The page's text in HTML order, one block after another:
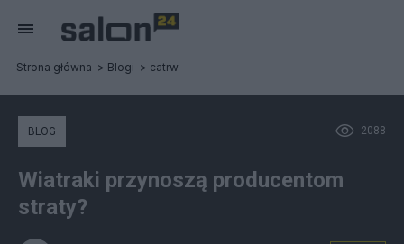
Strona główna Blogi catrw
2088
BLOG
Wiatraki przynoszą producentom
straty?